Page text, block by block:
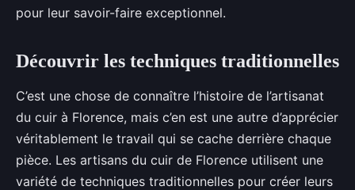
pour leur savoir-faire exceptionnel.
Découvrir les techniques traditionnelles
C’est une chose de connaître l’histoire de l’artisanat
du cuir à Florence, mais c’en est une autre d’apprécier
véritablement le travail qui se cache derrière chaque
pièce. Les artisans du cuir de Florence utilisent une
variété de techniques traditionnelles pour créer leurs